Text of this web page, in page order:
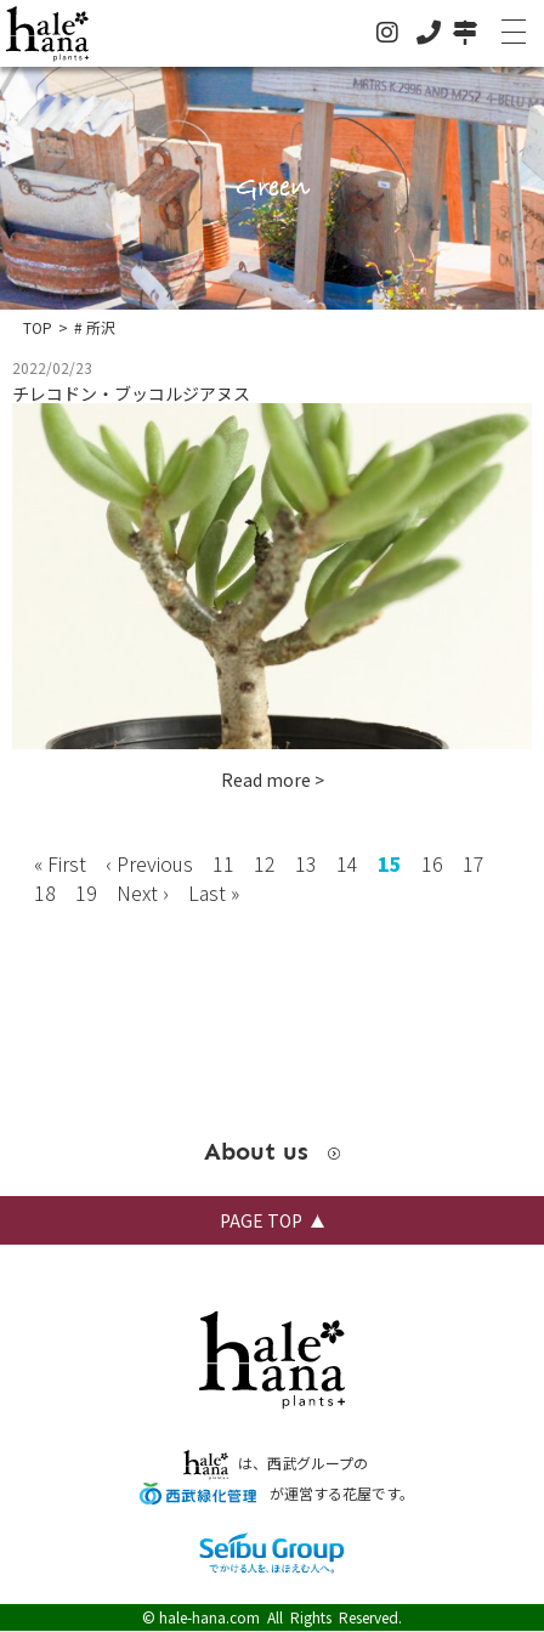
ホーム
オンラインストア
法人の方はこちらへ
お知らせ
グリーン
ドライフラワー
ハレハナについて
お問い合わせ
instagram
Green
TOP > # 所沢
2022/02/23
チレコドン・ブッコルジアヌス
Read more >
« First ‹ Previous 11 12 13 14 15 16
17
18
19 Next › Last »
About us
PAGE TOP
は、西武グループの
が運営する花屋です。
© hale-hana.com All Rights Reserved.